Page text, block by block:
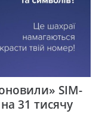
SIM-
31 тисячу